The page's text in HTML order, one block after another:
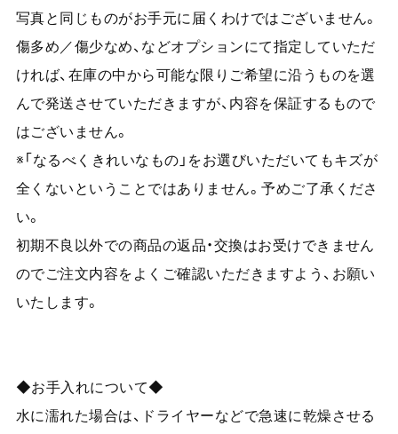
写真と同じものがお手元に届くわけではございません。
傷多め／傷少なめ、などオプションにて指定していただ
ければ、在庫の中から可能な限りご希望に沿うものを選
んで発送させていただきますが、内容を保証するもので
はございません。
※「なるべくきれいなもの」をお選びいただいてもキズが
全くないということではありません。予めご了承くださ
い。
初期不良以外での商品の返品・交換はお受けできません
のでご注文内容をよくご確認いただきますよう、お願い
いたします。
◆お手入れについて◆
水に濡れた場合は、ドライヤーなどで急速に乾燥させる